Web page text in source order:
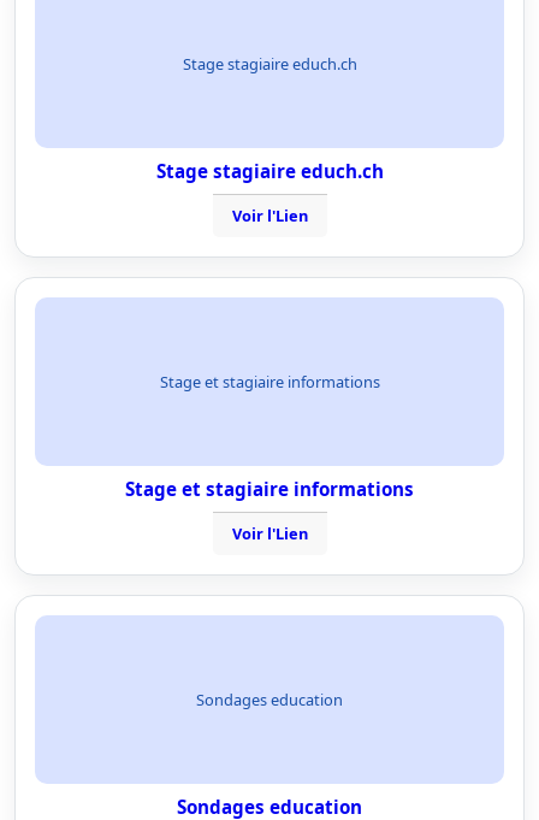
Stage stagiaire educh.ch
Stage stagiaire educh.ch
Voir l'Lien
Stage et stagiaire informations
Stage et stagiaire informations
Voir l'Lien
Sondages education
Sondages education